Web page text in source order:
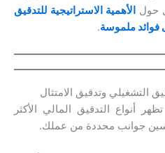
حول
الأهمية الاستراتيجية للتدقيق
فوائد ملموسة.
التشغيلي وتدقيق الامتثال
أنواع التدقيق المالي الأكثر
جوانب محددة من عملك.